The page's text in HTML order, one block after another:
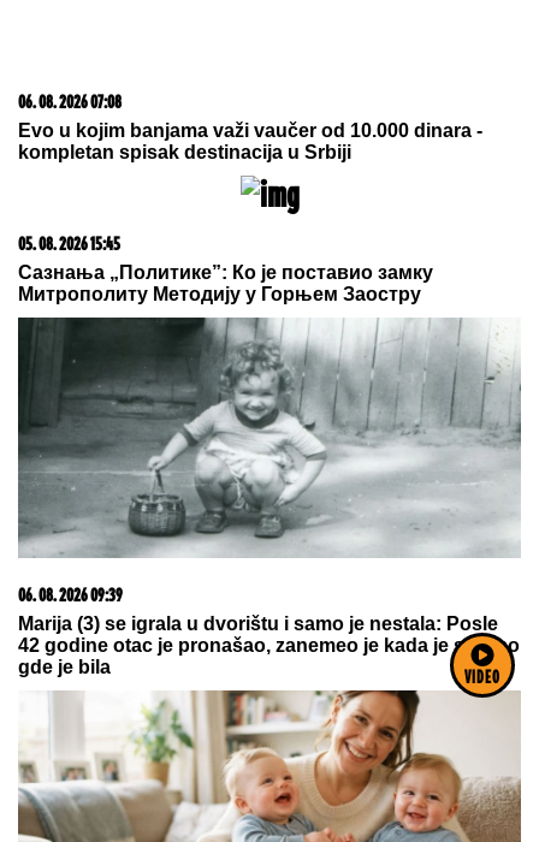
VIDEO
06. 08. 2026 07:08
Evo u kojim banjama važi vaučer od 10.000 dinara -
kompletan spisak destinacija u Srbiji
05. 08. 2026 15:45
Сазнања „Политике”: Ко је поставио замку
Митрополиту Методију у Горњем Заостру
06. 08. 2026 09:39
Marija (3) se igrala u dvorištu i samo je nestala: Posle
42 godine otac je pronašao, zanemeo je kada je saznao
gde je bila